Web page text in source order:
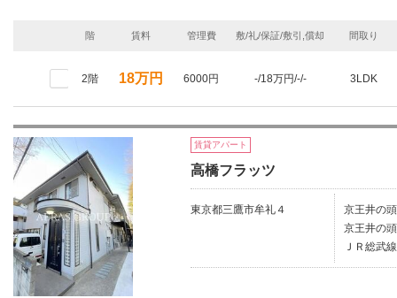
階 賃料 管理費 敷/礼/保証/敷引,償却 間取り
2階 18万円 6000円 -/18万円/-/- 3LDK
賃貸アパート
高橋フラッツ
東京都三鷹市牟礼４
京王井の
京王井の
ＪＲ総武